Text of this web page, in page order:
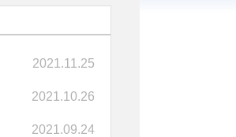
2021.11.25
2021.10.26
2021.09.24